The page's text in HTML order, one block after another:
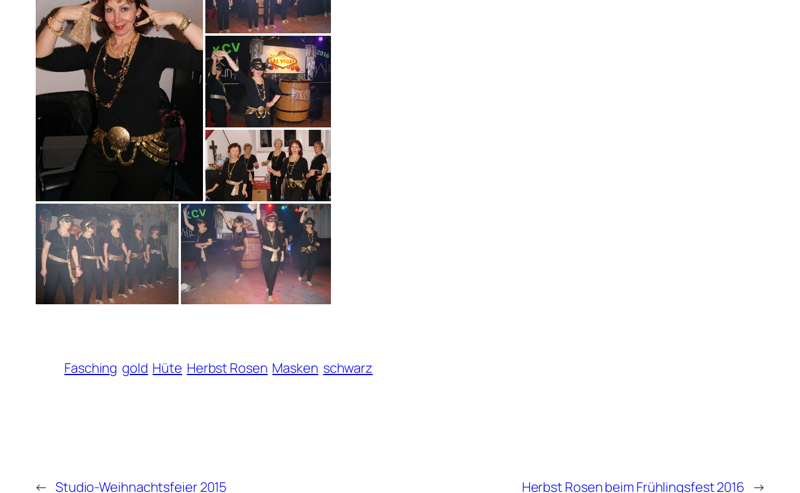
Fasching gold Hüte Herbst Rosen Masken schwarz
← Studio-Weihnachtsfeier 2015 Herbst Rosen beim Frühlingsfest 2016 →